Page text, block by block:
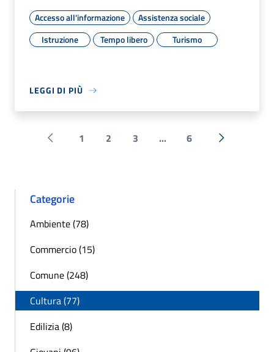
Accesso all'informazione
Assistenza sociale
Istruzione
Tempo libero Turismo
LEGGI DI PIÙ
Pagina precedente
1 2 3 ... 6 Successiva
Categorie
Ambiente (78)
Commercio (15)
Comune (248)
Cultura (77)
Edilizia (8)